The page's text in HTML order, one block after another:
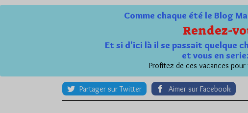
Comme chaque été le Blog
Rendez-
Et si d'ici là il se passait quelque
et vous en
Profitez de ces vacances
Partager sur Twitter Aimer sur Facebook